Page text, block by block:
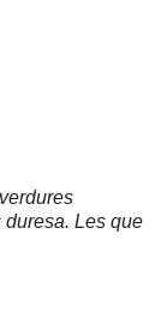
duresa. Les que